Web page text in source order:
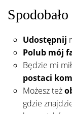
Udostępnij
Polub mój
Będzie mi
postaci
Możesz też
gdzie